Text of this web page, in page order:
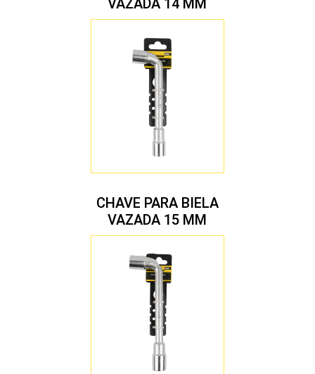
VAZADA 14 MM
CHAVE PARA BIELA
VAZADA 15 MM